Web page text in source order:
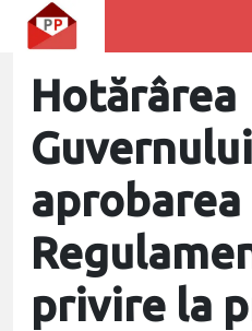
Hotărârea
aprobarea
privire la